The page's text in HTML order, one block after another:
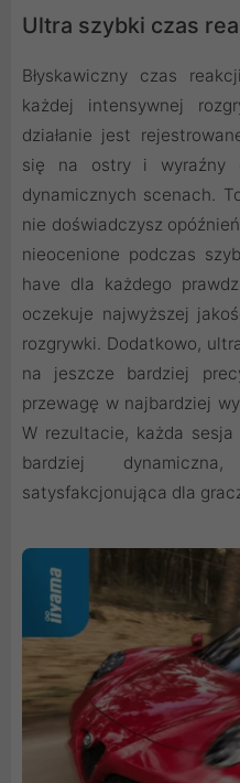
Ultra szybki czas
Błyskawiczny czas
każdej intensywnej
działanie jest
się na ostry i wyraźny
dynamicznych scenach.
nie doświadczysz
nieocenione podczas
have dla każdego
oczekuje najwyższej
rozgrywki. Dodatkowo,
na jeszcze bardziej
przewagę w najbardziej
W rezultacie, każda
bardziej
satysfakcjonująca dla